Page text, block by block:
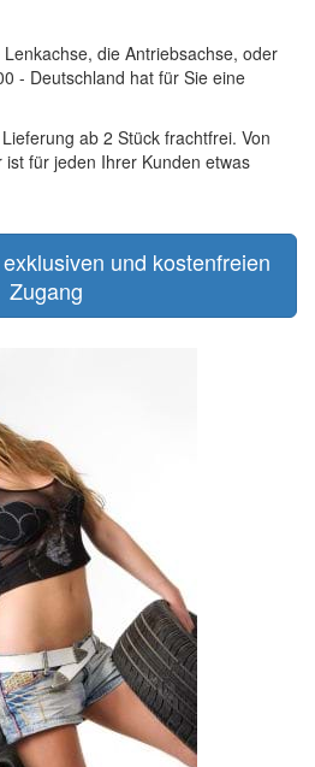
die Antriebsachse, oder
- Deutschland hat für Sie eine
ab 2 Stück frachtfrei. Von
für jeden Ihrer Kunden etwas
und kostenfreien
Zugang